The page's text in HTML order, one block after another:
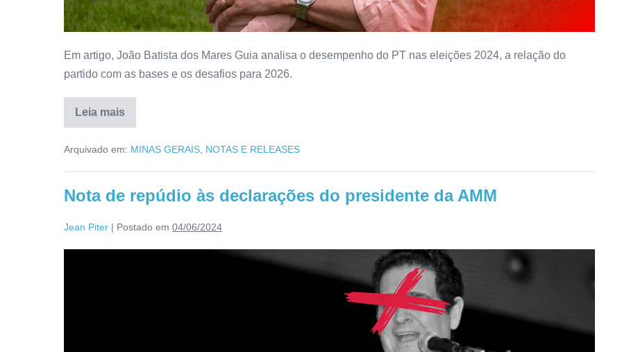
Em artigo, João Batista dos Mares Guia analisa o desempenho do PT nas eleições 2024, a relação do
partido com as bases e os desafios para 2026.
Leia mais
Arquivado em: MINAS GERAIS NOTAS E RELEASES
Nota de repúdio às declarações do presidente da AMM
Jean Piter | Postado em 04/06/2024